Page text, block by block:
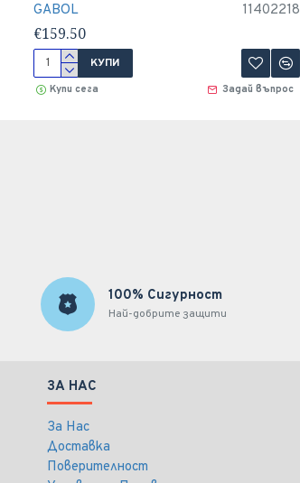
GABOL 11402218
€159.50
КУПИ
Купи сега Задай въпрос
100% Сигурност
Най-добрите защити
ЗА НАС
За Нас
Доставка
Поверителност